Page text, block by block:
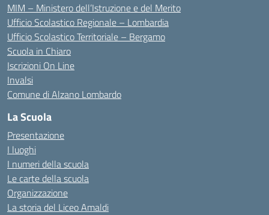
MIM – Ministero dell’Istruzione e del Merito
Ufficio Scolastico Regionale – Lombardia
Ufficio Scolastico Territoriale – Bergamo
Scuola in Chiaro
Iscrizioni On Line
Invalsi
Comune di Alzano Lombardo
La Scuola
Presentazione
I luoghi
I numeri della scuola
Le carte della scuola
Organizzazione
La storia del Liceo Amaldi